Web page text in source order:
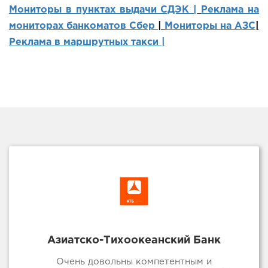
Мониторы в пунктах выдачи СДЭК |
Реклама на
мониторах банкоматов Сбер
Мониторы на АЗС
Реклама в маршрутных такси |
Азиатско-Тихоокеанский Банк
Очень довольны компетентным и